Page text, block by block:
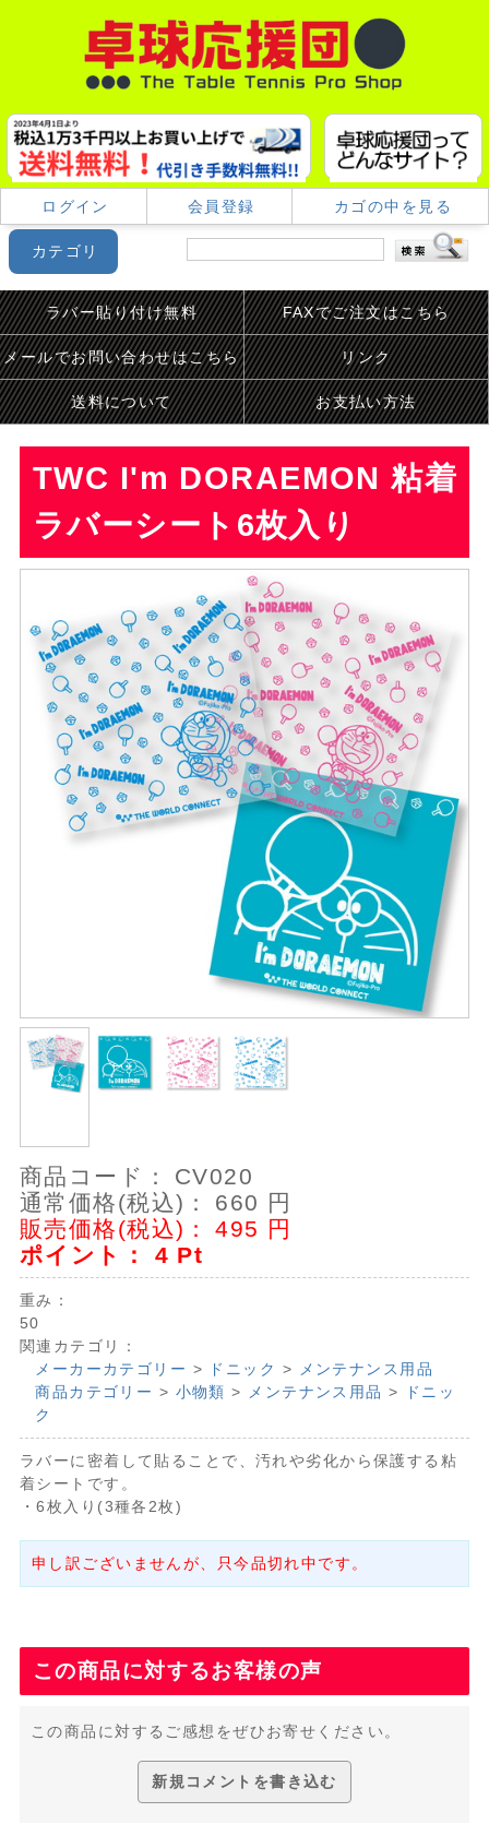
ログイン 会員登録 カゴの中を見る
ラバー貼り付け無料 FAXでご注文はこちら
メールでお問い合わせはこちら リンク
送料について お支払い方法
TWC I'm DORAEMON 粘着
ラバーシート6枚入り
商品コード：
CV020
通常価格(税込)：
660 円
販売価格(税込)：
495 円
ポイント： 4 Pt
重み：
50
関連カテゴリ：
メーカーカテゴリー > ドニック >
メンテナンス用品
商品カテゴリー > 小物類 > メンテナンス用品 >
ドニッ
ク
ラバーに密着して貼ることで、汚れや劣化から保護する粘
着シートです。
・6枚入り(3種各2枚)
申し訳ございませんが、只今品切れ中です。
この商品に対するお客様の声
この商品に対するご感想をぜひお寄せください。
新規コメントを書き込む
カテゴリ